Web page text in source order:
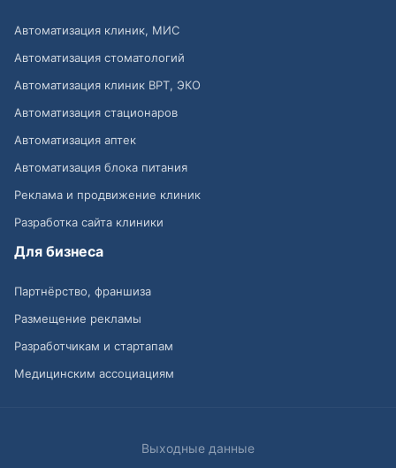
Автоматизация клиник, МИС
Автоматизация стоматологий
Автоматизация клиник ВРТ, ЭКО
Автоматизация стационаров
Автоматизация аптек
Автоматизация блока питания
Реклама и продвижение клиник
Разработка сайта клиники
Для бизнеса
Партнёрство, франшиза
Размещение рекламы
Разработчикам и стартапам
Медицинским ассоциациям
Выходные данные